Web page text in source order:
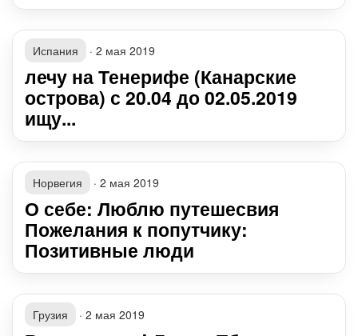
Испания · 2 мая 2019
лечу на Тенерифе (Канарские
острова) с 20.04 до 02.05.2019
ищу...
Норвегия · 2 мая 2019
О себе: Люблю путешесвия
Пожелания к попутчику:
Позитивные люди
Грузия · 2 мая 2019